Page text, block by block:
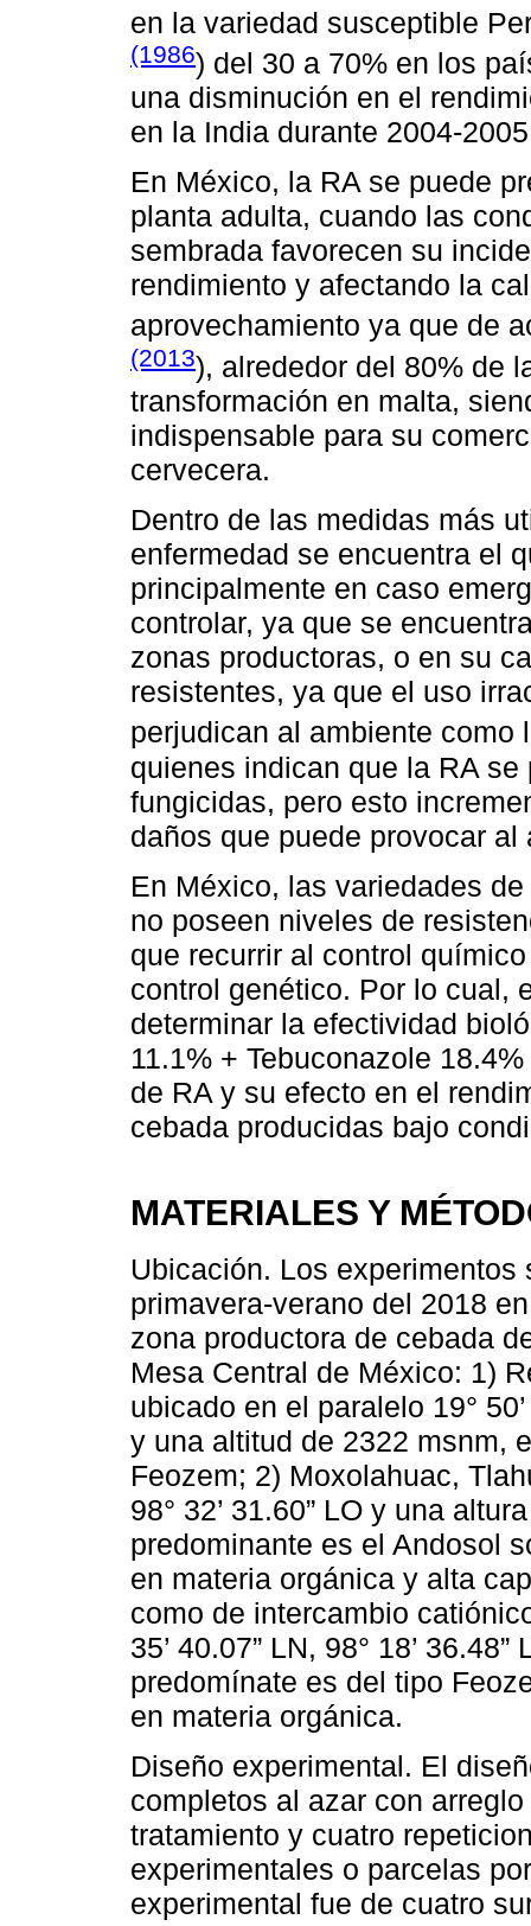
en la variedad susceptible
(1986) del 30 a 70% en los
una disminución en el
en la India durante 2004-
En México, la RA se puede
planta adulta, cuando las
sembrada favorecen su
rendimiento y afectando la
aprovechamiento ya que de
(2013), alrededor del 80% de
transformación en malta,
indispensable para su
cervecera.
Dentro de las medidas más
enfermedad se encuentra el
principalmente en caso
controlar, ya que se
zonas productoras, o en su
resistentes, ya que el uso
perjudican al ambiente como
quienes indican que la RA
fungicidas, pero esto
daños que puede provocar al
En México, las variedades
no poseen niveles de
que recurrir al control
control genético. Por lo cual,
determinar la efectividad
11.1% + Tebuconazole
de RA y su efecto en el
cebada producidas bajo
MATERIALES Y
Ubicación. Los
primavera-verano del 2018
zona productora de cebada
Mesa Central de México: 1)
ubicado en el paralelo 19°
y una altitud de 2322 msnm,
Feozem; 2) Moxolahuac,
98° 32’ 31.60” LO y una
predominante es el Andosol
en materia orgánica y alta
como de intercambio
35’ 40.07” LN, 98° 18’
predomínate es del tipo
en materia orgánica.
Diseño experimental. El
completos al azar con
tratamiento y cuatro
experimentales o parcelas
experimental fue de cuatro